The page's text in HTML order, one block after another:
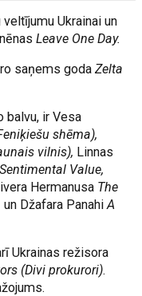
Ukrainai un
Leave One Day.
saņems godaZelta
balvu, ir Vesa
shēma),
vilnis), Linnas
Sentimental Value,
Hermanusa The
un Džafara PanahiA
Ukrainas režisora
(Divi prokurori).